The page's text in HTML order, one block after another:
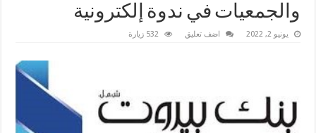
والجمعيات في ندوة إلكترونية
يونيو 2, 2022 اضف تعليق 532 زيارة